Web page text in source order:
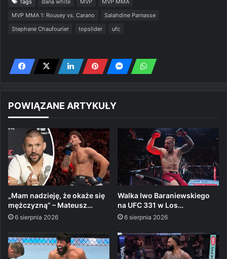
Tags dana white MVP
MVP MMA
MVP MMA 1: Rousey vs. Carano
Salahdine Parnasse
Stephane Chaufourier
topslider ufc
POWIĄZANE ARTYKUŁY
„Mam nadzieję, że okaże się
mężczyzną” – Mateusz…
6 sierpnia 2026
Walka Iwo Baraniewskiego
na UFC 331 w Los…
6 sierpnia 2026